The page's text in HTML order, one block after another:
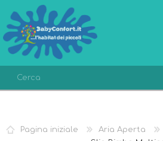
LISTA DEI DESIDERI
Pagina iniziale Aria Aperta